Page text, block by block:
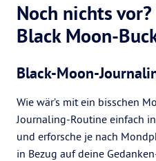
Noch nichts
Black Moon-
Black-Moon-
Wie wär’s mit ein bisschen
Journaling-Routine einfach
und erforsche je nach
in Bezug auf deine